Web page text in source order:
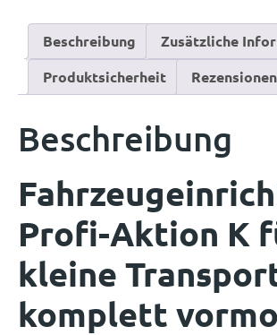
Beschreibung
Zusätzliche
Produktsicherheit
Beschreibung
Profi-Aktion K
kleine
komplett